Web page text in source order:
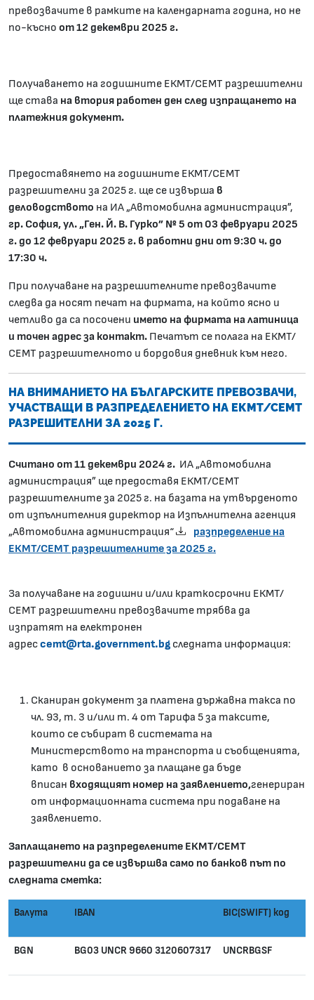
превозвачите в рамките на календарната година, но не
по-късно от 12 декември 2025 г.
Получаването на годишните ЕКМТ/СЕМТ разрешителни
ще става на втория работен ден след изпращането на
платежния документ.
Предоставянето на годишните ЕКМТ/СЕМТ
разрешителни за 2025 г. ще се извърша в
деловодството на ИА „Автомобилна администрация”,
гр. София, ул. „Ген. Й. В. Гурко” № 5 от 03 февруари 2025
г. до 12 февруари 2025 г. в работни дни от 9:30 ч. до
17:30 ч.
При получаване на разрешителните превозвачите
следва да носят печат на фирмата, на който ясно и
четливо да са посочени името на фирмата на латиница
и точен адрес за контакт. Печатът се полага на ЕКМТ/
СЕМТ разрешителното и бордовия дневник към него.
НА ВНИМАНИЕТО НА БЪЛГАРСКИТЕ ПРЕВОЗВАЧИ,
УЧАСТВАЩИ В РАЗПРЕДЕЛЕНИЕТО НА ЕКМТ/СЕМТ
РАЗРЕШИТЕЛНИ ЗА 2025 Г.
Считано от 11 декември 2024 г. ИА „Автомобилна
администрация” ще предоставя ЕКМТ/СЕМТ
разрешителните за 2025 г. на базата на утвърденото
от изпълнителния директор на Изпълнителна агенция
„Автомобилна администрация“
разпределение на
ЕКМТ/СЕМТ разрешителните за 2025 г.
За получаване на годишни и/или краткосрочни ЕКМТ/
СЕМТ разрешителни превозвачите трябва да
изпратят на електронен
адресcemt@rta.government.bg следната информация:
Сканиран документ за платена държавна такса по
чл. 93, т. 3 и/или т. 4 от Тарифа 5 за таксите,
които се събират в системата на
Министерството на транспорта и съобщенията,
като в основанието за плащане да бъде
вписан входящият номер на заявлението,генериран
от информационната система при подаване на
заявлението.
Заплащането на разпределените ЕКМТ/СЕМТ
разрешителни да се извършва само по банков път по
следната сметка:
Валута IBAN BIC(SWIFT) код
BGN BG03 UNCR 9660 3120607317 UNCRBGSF